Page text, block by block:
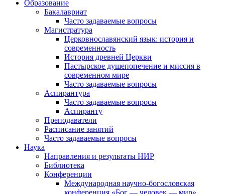
Образование
Бакалавриат
Часто задаваемые вопросы
Магистратура
Церковнославянский язык: история и
современность
История древней Церкви
Пастырское душепопечение и миссия в
современном мире
Часто задаваемые вопросы
Аспирантура
Часто задаваемые вопросы
Аспиранту
Преподаватели
Расписание занятий
Часто задаваемые вопросы
Наука
Направления и результаты НИР
Библиотека
Конференции
Международная научно-богословская
конференция «Бог — человек — мир»